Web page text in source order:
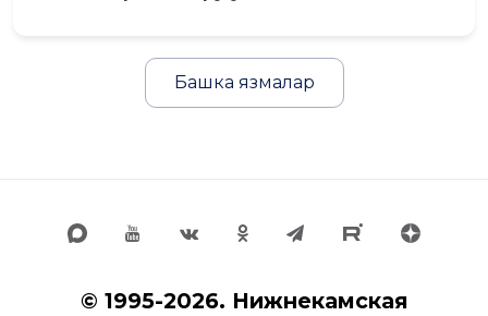
Башка язмалар
© 1995-2026. Нижнекамская